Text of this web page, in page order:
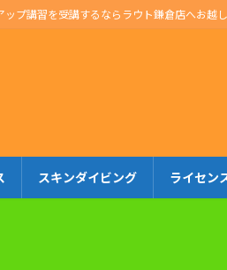
ップ講習を受講するならラウト鎌倉店へお越
スキンダイビング ライセン